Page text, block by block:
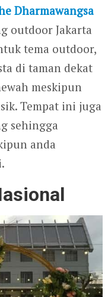
Dharmawangsa
outdoor Jakarta
tema outdoor,
di taman dekat
meskipun
Tempat ini juga
sehingga
anda